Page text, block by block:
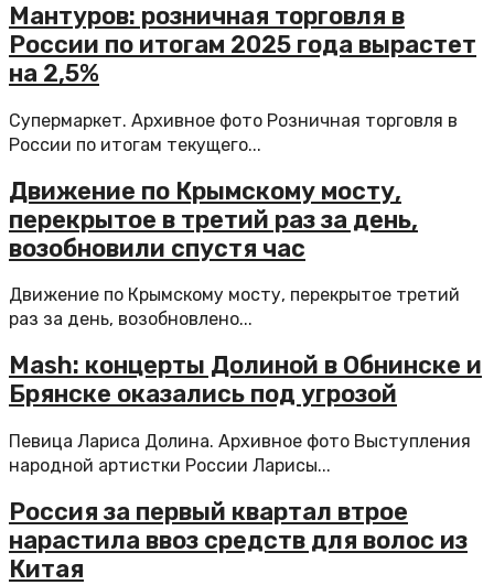
Мантуров: розничная торговля в
России по итогам 2025 года вырастет
на 2,5%
Супермаркет. Архивное фото Розничная торговля в
России по итогам текущего...
Движение по Крымскому мосту,
перекрытое в третий раз за день,
возобновили спустя час
Движение по Крымскому мосту, перекрытое третий
раз за день, возобновлено...
Mash: концерты Долиной в Обнинске и
Брянске оказались под угрозой
Певица Лариса Долина. Архивное фото Выступления
народной артистки России Ларисы...
Россия за первый квартал втрое
нарастила ввоз средств для волос из
Китая